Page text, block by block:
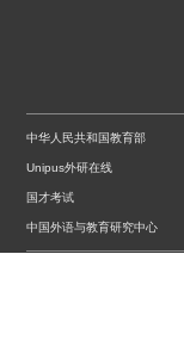
中华人民共和国教育部
Unipus外研在线
国才考试
中国外语与教育研究中心